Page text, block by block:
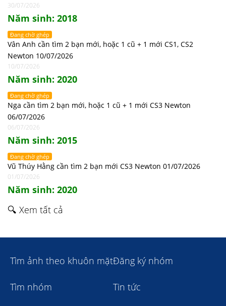
30/07/2026
Năm sinh: 2018
Đang chờ ghép
Vân Anh cần tìm 2 bạn mới, hoặc 1 cũ + 1 mới CS1, CS2
Newton 10/07/2026
10/07/2026
Năm sinh: 2020
Đang chờ ghép
Nga cần tìm 2 bạn mới, hoặc 1 cũ + 1 mới CS3 Newton
06/07/2026
06/07/2026
Năm sinh: 2015
Đang chờ ghép
Vũ Thúy Hằng cần tìm 2 bạn mới CS3 Newton 01/07/2026
01/07/2026
Năm sinh: 2020
🔍 Xem tất cả
Tìm ảnh theo khuôn mặtĐăng ký nhóm
Tìm nhóm Tin tức